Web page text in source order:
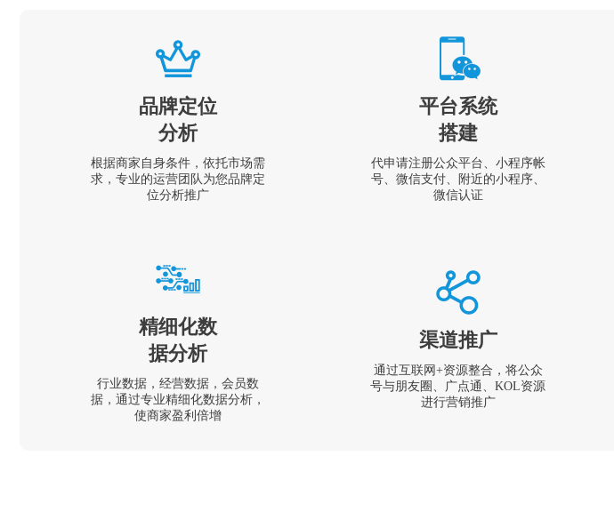
品牌定位
分析
根据商家自身条件，依托市场需
求，专业的运营团队为您品牌定
位分析推广
平台系统
搭建
代申请注册公众平台、小程序帐
号、微信支付、附近的小程序、
微信认证
精细化数
据分析
行业数据，经营数据，会员数
据，通过专业精细化数据分析，
使商家盈利倍增
渠道推广
通过互联网+资源整合，将公众
号与朋友圈、广点通、KOL资源
进行营销推广